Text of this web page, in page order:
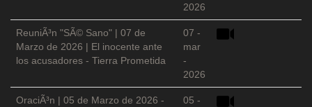
2026
ReuniÃ³n "SÃ© Sano" | 07 de
Marzo de 2026 | El inocente ante
los acusadores - Tierra Prometida
07 -
mar
-
2026
OraciÃ³n | 05 de Marzo de 2026 -
05 -